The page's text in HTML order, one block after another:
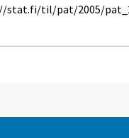
stat.fi/til/pat/2005/